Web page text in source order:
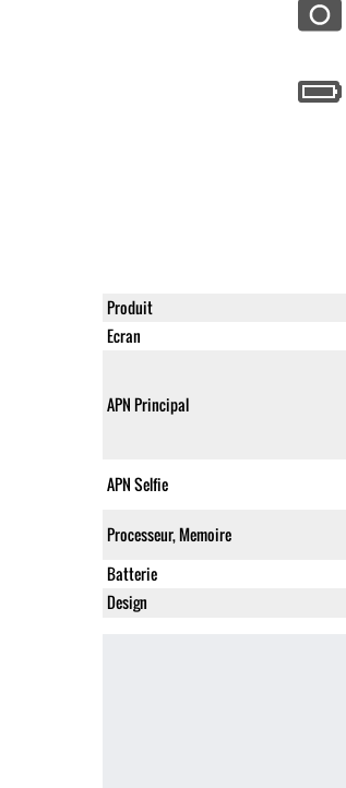
Produit
Ecran
APN Principal
APN Selfie
Processeur, Memoire
Batterie
Design